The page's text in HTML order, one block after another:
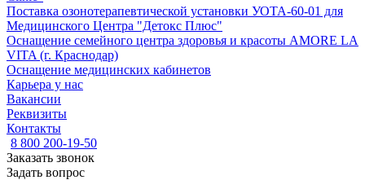
Поставка озонотерапевтической установки УОТА-60-01 для
Медицинского Центра "Детокс Плюс"
Оснащение семейного центра здоровья и красоты AMORE LA
VITA (г. Краснодар)
Оснащение медицинских кабинетов
Карьера у нас
Вакансии
Реквизиты
Контакты
8 800 200-19-50
Заказать звонок
Задать вопрос